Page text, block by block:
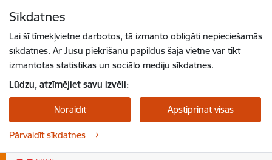
Sīkdatnes
Lai šī tīmekļvietne darbotos, tā izmanto obligāti nepieciešamās
sīkdatnes. Ar Jūsu piekrišanu papildus šajā vietnē var tikt
izmantotas statistikas un sociālo mediju sīkdatnes.
Lūdzu, atzīmējiet savu izvēli:
Noraidīt Apstiprināt visas
Pārvaldīt sīkdatnes